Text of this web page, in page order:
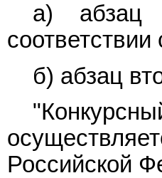
а) абзац
б) абзац
Российской